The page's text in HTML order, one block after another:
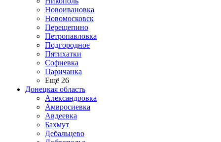
Новоивановка
Новомосковск
Перещепино
Петропавловка
Подгородное
Пятихатки
Софиевка
Царичанка
Ещё 26
Донецкая область
Александровка
Амвросиевка
Авдеевка
Бахмут
Дебальцево